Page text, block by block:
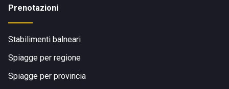
Prenotazioni
Stabilimenti balneari
Spiagge per regione
Spiagge per provincia